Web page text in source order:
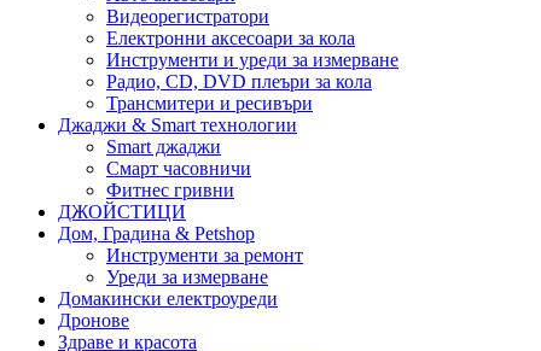
Видеорегистратори
Електронни аксесоари за кола
Инструменти и уреди за измерване
Радио, CD, DVD плеъри за кола
Трансмитери и ресивъри
Джаджи & Smart технологии
Smart джаджи
Смарт часовничи
Фитнес гривни
ДЖОЙСТИЦИ
Дом, Градина & Petshop
Инструменти за ремонт
Уреди за измерване
Домакински електроуреди
Дронове
Здраве и красота